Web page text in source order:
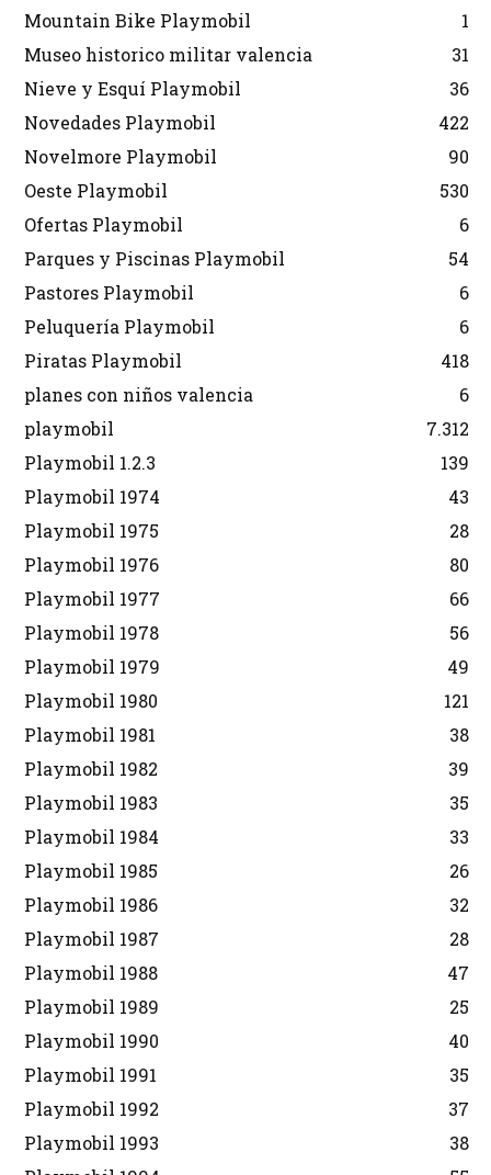
Mountain Bike Playmobil
1
Museo historico militar valencia
31
Nieve y Esquí Playmobil
36
Novedades Playmobil
422
Novelmore Playmobil
90
Oeste Playmobil
530
Ofertas Playmobil
6
Parques y Piscinas Playmobil
54
Pastores Playmobil
6
Peluquería Playmobil
6
Piratas Playmobil
418
planes con niños valencia
6
playmobil
7.312
Playmobil 1.2.3
139
Playmobil 1974
43
Playmobil 1975
28
Playmobil 1976
80
Playmobil 1977
66
Playmobil 1978
56
Playmobil 1979
49
Playmobil 1980
121
Playmobil 1981
38
Playmobil 1982
39
Playmobil 1983
35
Playmobil 1984
33
Playmobil 1985
26
Playmobil 1986
32
Playmobil 1987
28
Playmobil 1988
47
Playmobil 1989
25
Playmobil 1990
40
Playmobil 1991
35
Playmobil 1992
37
Playmobil 1993
38